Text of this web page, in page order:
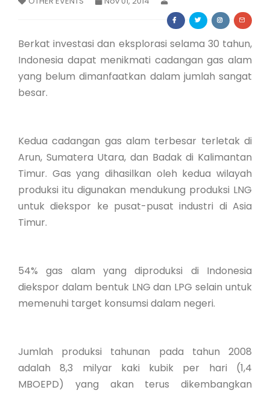
Membership Registration
Berkat investasi dan eksplorasi selama 30 tahun,
Indonesia dapat menikmati cadangan gas alam
yang belum dimanfaatkan dalam jumlah sangat
besar.
Kedua cadangan gas alam terbesar terletak di
Arun, Sumatera Utara, dan Badak di Kalimantan
Timur. Gas yang dihasilkan oleh kedua wilayah
produksi itu digunakan mendukung produksi LNG
untuk diekspor ke pusat-pusat industri di Asia
Timur.
54% gas alam yang diproduksi di Indonesia
diekspor dalam bentuk LNG dan LPG selain untuk
memenuhi target konsumsi dalam negeri.
Jumlah produksi tahunan pada tahun 2008
adalah 8,3 milyar kaki kubik per hari (1,4
MBOEPD) yang akan terus dikembangkan